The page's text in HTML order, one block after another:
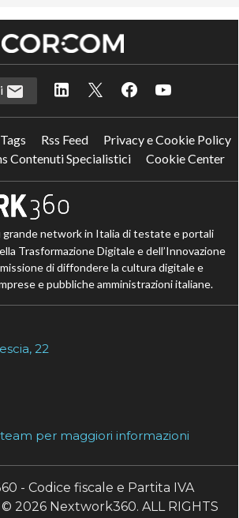
Tags Rss Feed
Privacy e Cookie Policy
Contenuti Specialistici
Cookie Center
grande network in Italia di testate e portali
Trasformazione Digitale e dell’Innovazione
di diffondere la cultura digitale e
e pubbliche amministrazioni italiane.
22
per maggiori informazioni
- Codice fiscale e Partita IVA
2026 Nextwork360. ALL RIGHTS